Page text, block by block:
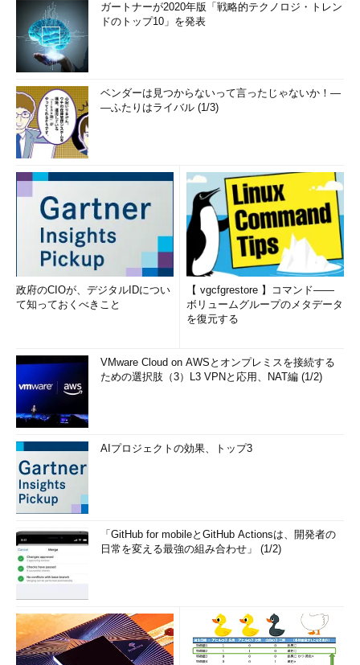
ガートナーが2020年版「戦略的テクノロジ・トレン
ドのトップ10」を発表
ベンダーは見つからないって言ったじゃないか！―
―ふたりはライバル (1/3)
政府のCIOが、デジタルIDについ
て知っておくべきこと
【 vgcfgrestore 】コマンド――
ボリュームグループのメタデータ
を復元する
VMware Cloud on AWSとオンプレミスを接続する
ための選択肢（3）L3 VPNと応用、NAT編 (1/2)
AIプロジェクトの効果、トップ3
「GitHub for mobileとGitHub Actionsは、開発者の
日常を変える最強の組み合わせ」 (1/2)